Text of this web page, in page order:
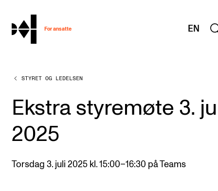
hjem
For ansatte EN
MITT ARBEIDSFORHOLD
Arbeidstid og lønn
Reiser og utveksling
Kompetanse og velferd
Helse, miljø og sikkerhet
STYRET OG LEDELSEN
Ekstra styremøte 3.
2025
Torsdag 3. juli 2025 kl. 15:00–16:30 på Teams